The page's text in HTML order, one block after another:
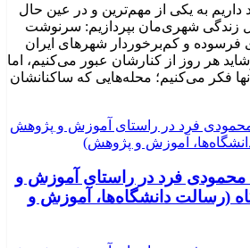
به یکی از مهم‌ترین و در عین حال
زندگی شهری‌مان بپردازیم: سرنوشت
فرسوده و کم‌برخوردار شهرهای ایران
هر روز از کنارشان عبور می‌کنیم، اما
فکر می‌کنیم؛ محله‌هایی که ساکنانشان
محمودی فرد در راستای آموزش و
(رسالت دانشگاه‌ها، آموزش و